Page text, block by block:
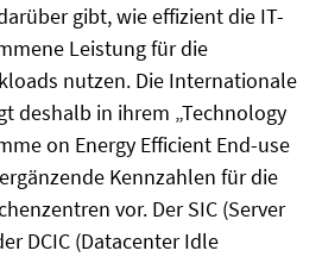
gibt, wie effizient die IT-
Leistung für die
nutzen. Die Internationale
deshalb in ihrem „Technology
on Energy Efficient End-use
Kennzahlen für die
vor. Der SIC (Server
DCIC (Datacenter Idle